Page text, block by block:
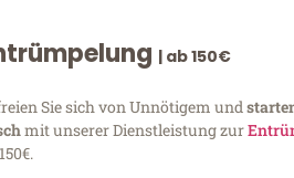
| ab 150€
Sie sich von Unnötigem und
mit unserer Dienstleistung zur